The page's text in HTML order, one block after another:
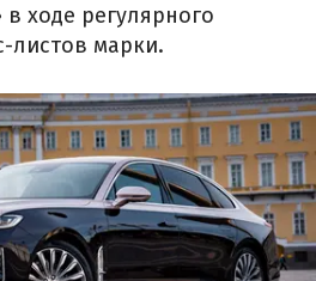
ходе регулярного
листов марки.